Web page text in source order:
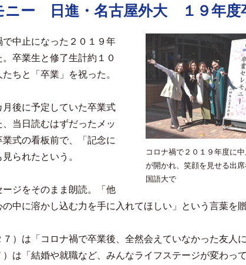
ー 日進・名古屋外大 １９年度
コロナ禍で２０１９年度に
が開かれ、笑顔を見せる出
国語大で
中止になった２０１９年
卒業生と修了生計約１０
ちと「卒業」を祝った。
後に予定していた卒業式
当日読むはずだったメッ
式の看板前で、「記念に
られたという。
ジをそのまま朗読。「他
中に溶かし込む力を手に入れてほしい」という言葉を贈
）は「コロナ禍で卒業後、全然会えていなかった友人
は「結婚や就職など、みんなライフステージが変わっ